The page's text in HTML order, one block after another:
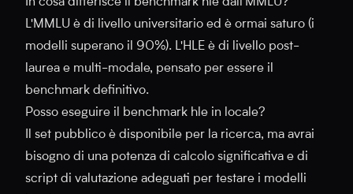
L'MMLU è di livello universitario ed è ormai saturo (i
modelli superano il 90%). L'HLE è di livello post-
laurea e multi-modale, pensato per essere il
benchmark definitivo.
Posso eseguire il benchmark hle in locale?
Il set pubblico è disponibile per la ricerca, ma avrai
bisogno di una potenza di calcolo significativa e di
script di valutazione adeguati per testare i modelli